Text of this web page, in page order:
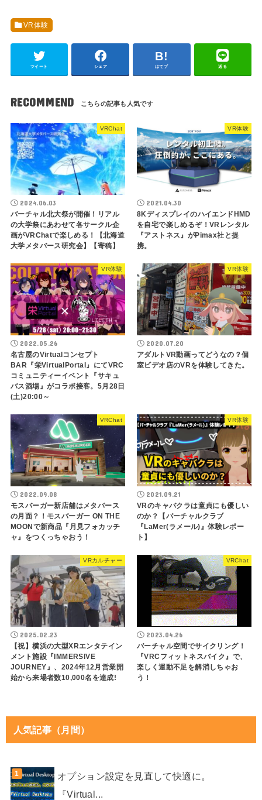
VR体験
ツイート シェア はてブ 送る
RECOMMEND
VRChat
2024.06.03
バーチャル北大祭が開催！リアル
の大学祭にあわせて各サークル企
画がVRChatで楽しめる！【北海道
大学メタバース研究会】【寄稿】
VR体験
2021.04.30
8KディスプレイのハイエンドHMD
を自宅で楽しめるぞ！VRレンタル
『アストネス』がPimax社と提
携。
VR体験
2022.05.26
名古屋のVirtualコンセプト
BAR『栄VirtualPortal』にてVRC
コミュニティーイベント『サキュ
バス酒場』がコラボ接客。5月28日
(土)20:00～
VR体験
2020.07.20
アダルトVR動画ってどうなの？個
室ビデオ店のVRを体験してきた。
VRChat
2022.09.08
モスバーガー新店舗はメタバース
の月面？！モスバーガー ON THE
MOONで新商品『月見フォカッチ
ャ』をつくっちゃおう！
VR体験
2021.09.21
VRのキャバクラは童貞にも優しい
のか？【バーチャルクラブ
『LaMer(ラメール)』体験レポー
ト】
VRカルチャー
2025.02.23
【祝】横浜の大型XRエンタテイン
メント施設『IMMERSIVE
JOURNEY』、2024年12月営業開
始から来場者数10,000名を達成!
VRChat
2023.04.26
バーチャル空間でサイクリング！
『VRCフィットネスバイク』で、
楽しく運動不足を解消しちゃお
う！
人気記事（月間）
オプション設定を見直して快適に。
『Virtual...